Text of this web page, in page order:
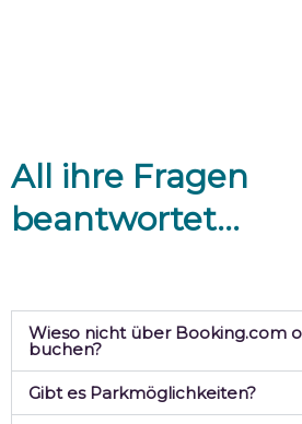
All ihre Fragen
beantwortet...
Wieso nicht über Booking.com
buchen?
Gibt es Parkmöglichkeiten?